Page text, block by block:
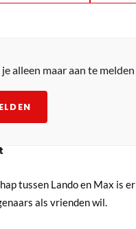
alleen maar aan te
tussen Lando en Max is
als vrienden wil.